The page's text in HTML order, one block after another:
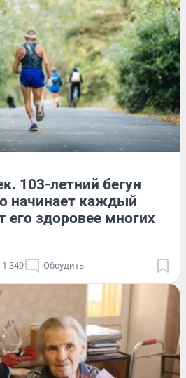
103-летний бегун
начинает каждый
его здоровее многих
1 349 Обсудить